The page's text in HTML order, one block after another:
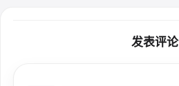
发表评论